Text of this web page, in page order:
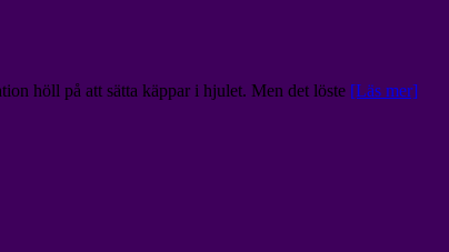
höll på att sätta käppar i hjulet. Men det löste [Läs mer]